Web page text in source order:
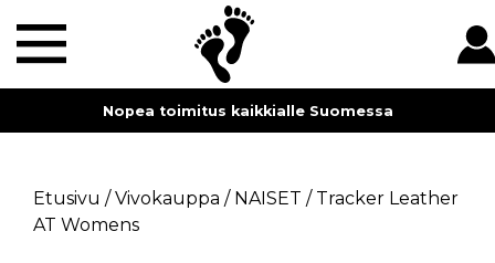
Nopea toimitus kaikkialle Suomessa
Etusivu /Vivokauppa / NAISET / Tracker Leather
AT Womens